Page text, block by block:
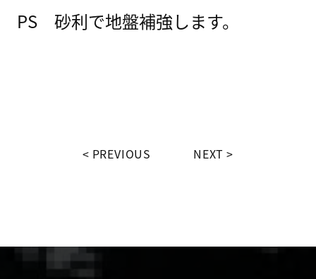
PS 砂利で地盤補強します。
PREVIOUS NEXT